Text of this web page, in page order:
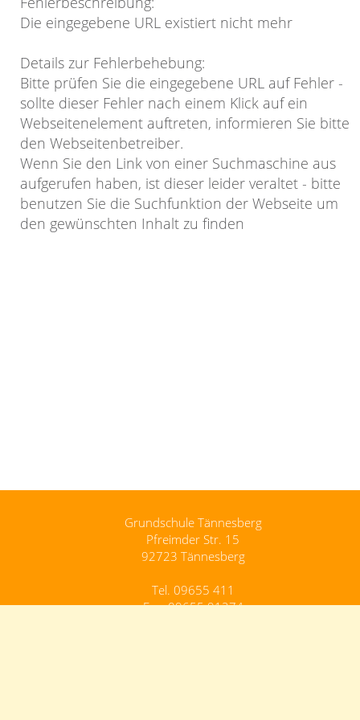
Die eingegebene URL existiert nicht mehr
Details zur Fehlerbehebung:
Bitte prüfen Sie die eingegebene URL auf Fehler -
sollte dieser Fehler nach einem Klick auf ein
Webseitenelement auftreten, informieren Sie bitte
den Webseitenbetreiber.
Wenn Sie den Link von einer Suchmaschine aus
aufgerufen haben, ist dieser leider veraltet - bitte
benutzen Sie die Suchfunktion der Webseite um
den gewünschten Inhalt zu finden
Grundschule Tännesberg
Pfreimder Str. 15
92723 Tännesberg
Tel. 09655 411
Fax. 09655 91274